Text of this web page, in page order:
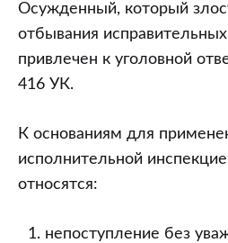
Осужденный, который
отбывания
привлечен к уголовной
416 УК.
К основаниям для
исполнительной
относятся:
непоступление без